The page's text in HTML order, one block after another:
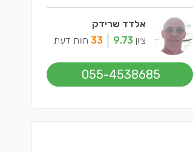
אלדד שרידק
ציון 9.73
33 חוות דעת
055-4538685